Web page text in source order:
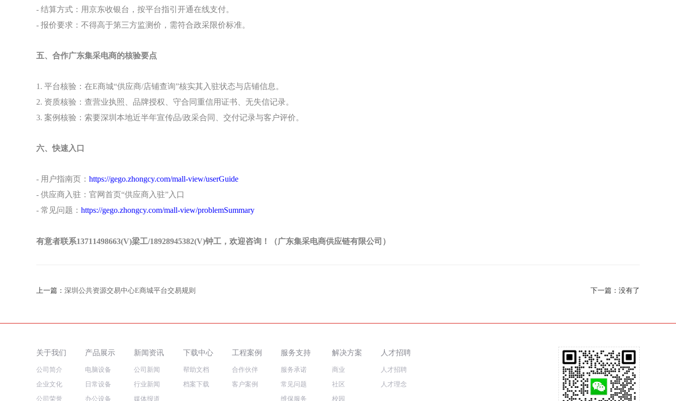
- 结算方式：用京东收银台，按平台指引开通在线支付。
- 报价要求：不得高于第三方监测价，需符合政采限价标准。
五、合作广东集采电商的核验要点
1. 平台核验：在E商城“供应商/店铺查询”核实其入驻状态与店铺信息。
2. 资质核验：查营业执照、品牌授权、守合同重信用证书、无失信记录。
3. 案例核验：索要深圳本地近半年宣传品/政采合同、交付记录与客户评价。
六、快速入口
- 用户指南页： https://gego.zhongcy.com/mall-view/userGuide
- 供应商入驻：官网首页“供应商入驻”入口
- 常见问题： https://gego.zhongcy.com/mall-view/problemSummary
有意者联系13711498663(V)梁工/18928945382(V)钟工，欢迎咨询！（广东集采电商供应链有限公司）
上一篇： 深圳公共资源交易中心E商城平台交易规则 下一篇：没有了
关于我们
公司简介
企业文化
公司荣誉
产品展示
电脑设备
日常设备
办公设备
新闻资讯
公司新闻
行业新闻
媒体报道
下载中心
帮助文档
档案下载
工程案例
合作伙伴
客户案例
服务支持
服务承诺
常见问题
维保服务
解决方案
商业
社区
校园
人才招聘
人才招聘
人才理念